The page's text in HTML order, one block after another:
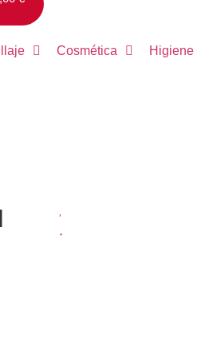
Cosmética Higiene